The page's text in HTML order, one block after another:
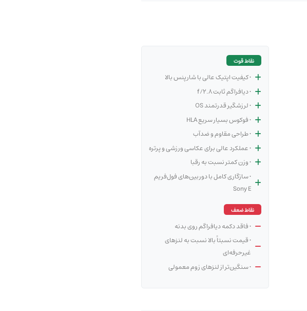
نقاط قوت
• کیفیت اپتیک عالی با شارپنس بالا
• دیافراگم ثابت f/2.8
• لرزشگیر قدرتمند OS
• فوکوس بسیار سریع HLA
• طراحی مقاوم و ضدآب
• عملکرد عالی برای عکاسی ورزشی و پرتره
• وزن کمتر نسبت به رقبا
• سازگاری کامل با دوربین‌های فول‌فریم
Sony E
نقاط ضعف
• فاقد دکمه دیافراگم روی بدنه
• قیمت نسبتاً بالا نسبت به لنزهای
غیرحرفه‌ای
• سنگین‌تر از لنزهای زوم معمولی